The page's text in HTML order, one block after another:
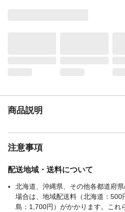
商品説明
注意事項
配送地域・送料について
北海道、沖縄県、その他各都道府
場合は、地域配送料（北海道：
島：1,700円）がかかります。これ